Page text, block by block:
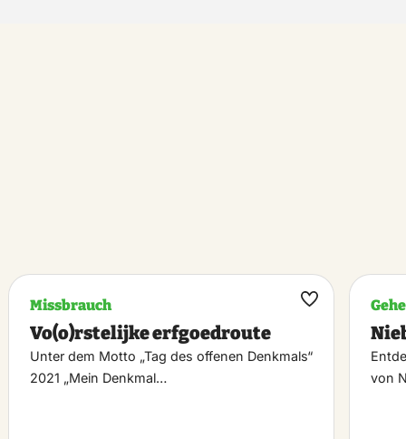
Missbrauch
Vo(o)rstelijke erfgoedroute
Unter dem Motto „Tag des offenen Denkmals“
2021 „Mein Denkmal…
Maak
von